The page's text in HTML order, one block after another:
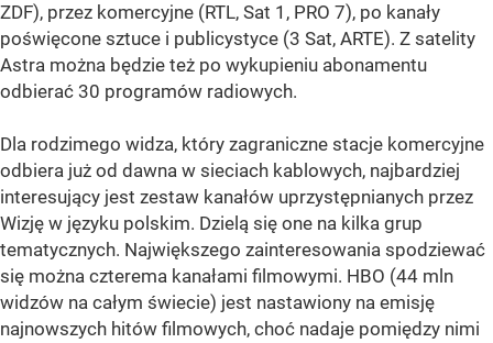
ZDF), przez komercyjne (RTL, Sat 1, PRO 7), po kanały
poświęcone sztuce i publicystyce (3 Sat, ARTE). Z satelity
Astra można będzie też po wykupieniu abonamentu
odbierać 30 programów radiowych.
Dla rodzimego widza, który zagraniczne stacje komercyjne
odbiera już od dawna w sieciach kablowych, najbardziej
interesujący jest zestaw kanałów uprzystępnianych przez
Wizję w języku polskim. Dzielą się one na kilka grup
tematycznych. Największego zainteresowania spodziewać
się można czterema kanałami filmowymi. HBO (44 mln
widzów na całym świecie) jest nastawiony na emisję
najnowszych hitów filmowych, choć nadaje pomiędzy nimi